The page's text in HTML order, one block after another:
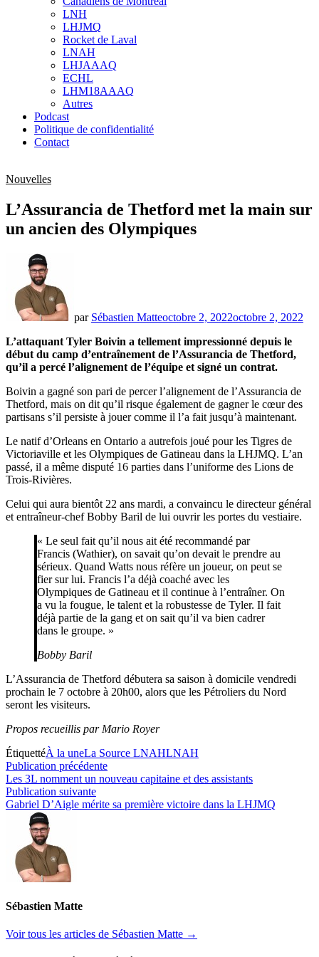
sub
menu
LNH
LHJMQ
Rocket de Laval
LNAH
LHJAAAQ
ECHL
LHM18AAAQ
Autres
Podcast
Politique de confidentialité
Contact
Nouvelles
L’Assurancia de Thetford met la main sur
un ancien des Olympiques
par Sébastien Matteoctobre 2, 2022octobre 2, 2022
L’attaquant Tyler Boivin a tellement impressionné depuis le
début du camp d’entraînement de l’Assurancia de Thetford,
qu’il a percé l’alignement de l’équipe et signé un contrat.
Boivin a gagné son pari de percer l’alignement de l’Assurancia de
Thetford, mais on dit qu’il risque également de gagner le cœur des
partisans s’il persiste à jouer comme il l’a fait jusqu’à maintenant.
Le natif d’Orleans en Ontario a autrefois joué pour les Tigres de
Victoriaville et les Olympiques de Gatineau dans la LHJMQ. L’an
passé, il a même disputé 16 parties dans l’uniforme des Lions de
Trois-Rivières.
Celui qui aura bientôt 22 ans mardi, a convaincu le directeur général
et entraîneur-chef Bobby Baril de lui ouvrir les portes du vestiaire.
« Le seul fait qu’il nous ait été recommandé par
Francis (Wathier), on savait qu’on devait le prendre au
sérieux. Quand Watts nous réfère un joueur, on peut se
fier sur lui. Francis l’a déjà coaché avec les
Olympiques de Gatineau et il continue à l’entraîner. On
a vu la fougue, le talent et la robustesse de Tyler. Il fait
déjà partie de la gang et on sait qu’il va bien cadrer
dans le groupe. »
Bobby Baril
L’Assurancia de Thetford débutera sa saison à domicile vendredi
prochain le 7 octobre à 20h00, alors que les Pétroliers du Nord
seront les visiteurs.
Propos recueillis par Mario Royer
ÉtiquettéÀ la uneLa Source LNAHLNAH
Navigation
de
l’article
Publication précédentePublication
précédente :
Les 3L nomment un nouveau capitaine et des assistants
Publication suivantePublication
suivante :
Gabriel D’Aigle mérite sa première victoire dans la LHJMQ
Sébastien Matte
Voir tous les articles de Sébastien Matte →